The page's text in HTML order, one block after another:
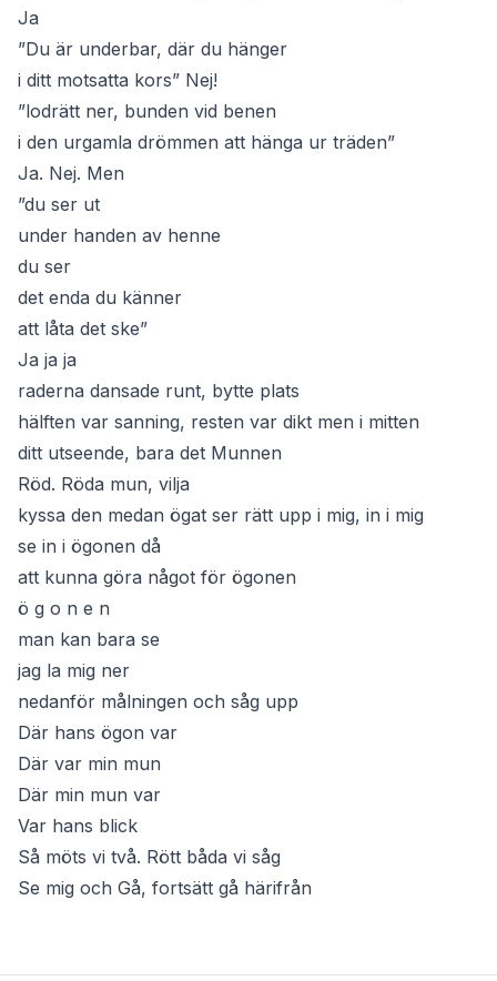
Ja
”Du är underbar, där du hänger
i ditt motsatta kors” Nej!
”lodrätt ner, bunden vid benen
i den urgamla drömmen att hänga ur träden”
Ja. Nej. Men
”du ser ut
under handen av henne
du ser
det enda du känner
att låta det ske”
Ja ja ja
raderna dansade runt, bytte plats
hälften var sanning, resten var dikt men i mitten
ditt utseende, bara det Munnen
Röd. Röda mun, vilja
kyssa den medan ögat ser rätt upp i mig, in i mig
se in i ögonen då
att kunna göra något för ögonen
ö g o n e n
man kan bara se
jag la mig ner
nedanför målningen och såg upp
Där hans ögon var
Där var min mun
Där min mun var
Var hans blick
Så möts vi två. Rött båda vi såg
Se mig och Gå, fortsätt gå härifrån